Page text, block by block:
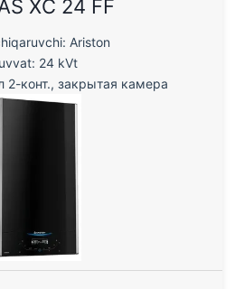
XC 24 FF
Ariston
24 kVt
2-конт., закрытая камера